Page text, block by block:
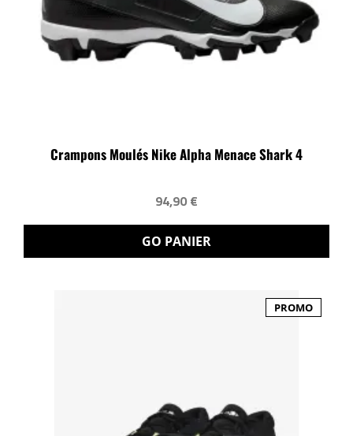
Crampons Moulés Nike Alpha Menace Shark 4
94,90 €
GO PANIER
PROMO